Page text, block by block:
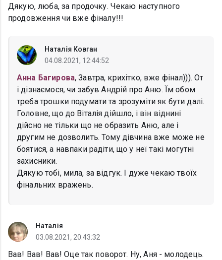
Дякую, люба, за продочку. Чекаю наступного
продовження чи вже фіналу!!!
Наталія Ковган
04.08.2021, 12:44:52
Анна Багирова, Завтра, крихітко, вже фінал))). От
і дізнаємося, чи забув Андрій про Аню. Їм обом
треба трошки подумати та зрозуміти як бути далі.
Головне, що до Віталія дійшло, і він віднині
дійсно не тільки що не образить Аню, але і
другим не дозволить. Тому дівчина вже може не
боятися, а навпаки радіти, що у неї такі могутні
захисники.
Дякую тобі, мила, за відгук. І дуже чекаю твоїх
фінальних вражень.
Наталія
03.08.2021, 20:43:32
Вав! Вав! Вав! Оце так поворот. Ну, Аня - молодець.